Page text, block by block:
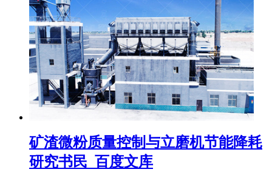
矿渣微粉质量控制与立磨机节能降耗
研究书民_百度文库